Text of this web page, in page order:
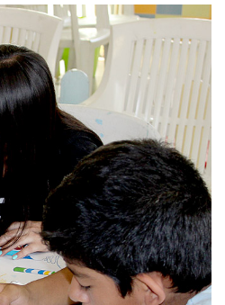
OBJETIVOS:
que tienen que
habilidades y conocimientos
vocación, sembrar
y aspiraciones.
ACTIVIDADES:
de tareas •
• Estimulación
• Robótica • Cuenta cuentos •